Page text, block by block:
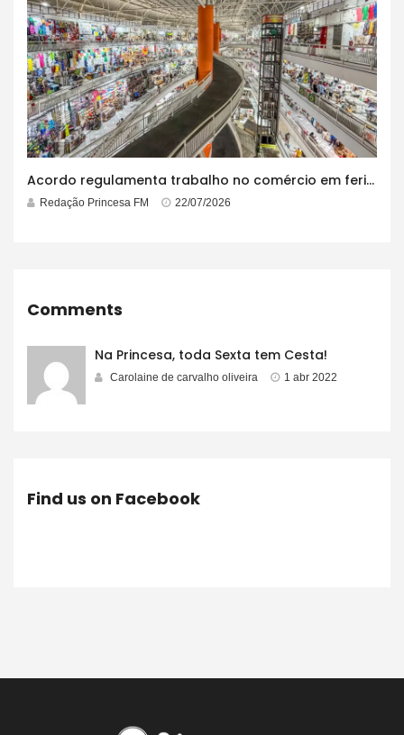
Acordo regulamenta trabalho no comércio em feriados
Redação Princesa FM 22/07/2026
Comments
Na Princesa, toda Sexta tem Cesta!
Carolaine de carvalho oliveira 1 abr 2022
Find us on Facebook